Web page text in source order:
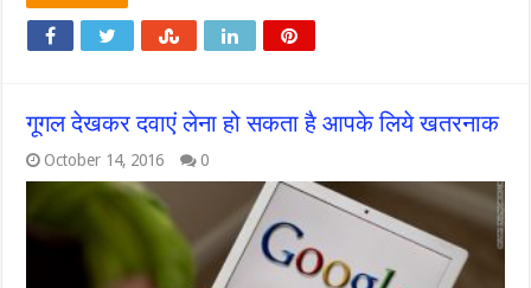
गूगल देखकर दवाएं लेना हो सकता है आपके लिये खतरनाक
October 14, 2016 0